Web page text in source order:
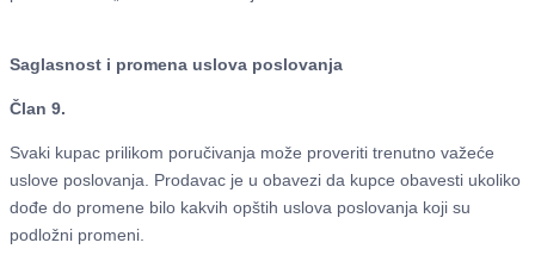
Saglasnost i promena uslova poslovanja
Član 9.
Svaki kupac prilikom poručivanja može proveriti trenutno važeće
uslove poslovanja. Prodavac je u obavezi da kupce obavesti ukoliko
dođe do promene bilo kakvih opštih uslova poslovanja koji su
podložni promeni.